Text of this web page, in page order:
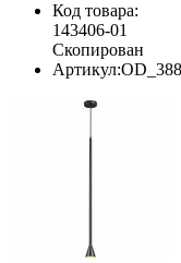
Код товара:
143406-01
Скопирован
Артикул: